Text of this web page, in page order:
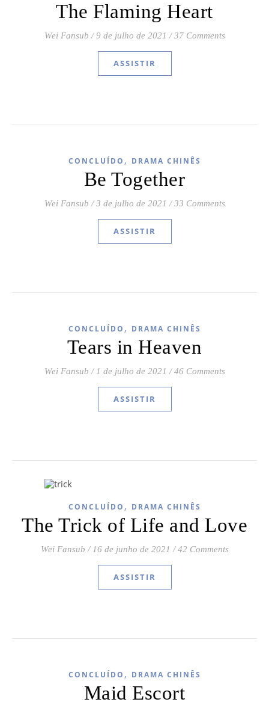
The Flaming Heart
Wei Fansub / 9 de julho de 2021 / 37 Comments
ASSISTIR
CONCLUÍDO , DRAMA CHINÊS
Be Together
Wei Fansub / 3 de julho de 2021 / 33 Comments
ASSISTIR
CONCLUÍDO , DRAMA CHINÊS
Tears in Heaven
Wei Fansub / 1 de julho de 2021 / 46 Comments
ASSISTIR
CONCLUÍDO , DRAMA CHINÊS
The Trick of Life and Love
Wei Fansub / 16 de junho de 2021 / 42 Comments
ASSISTIR
CONCLUÍDO , DRAMA CHINÊS
Maid Escort